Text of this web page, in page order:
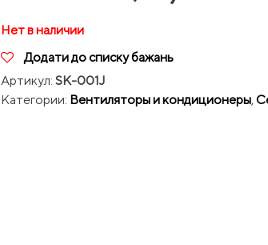
Нет в наличии
Додати до списку бажань
Артикул:SK-001J
Категории: Вентиляторы и кондиционеры,